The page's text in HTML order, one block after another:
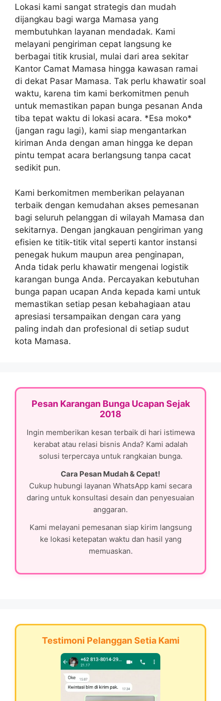
Lokasi kami sangat strategis dan mudah
dijangkau bagi warga Mamasa yang
membutuhkan layanan mendadak. Kami
melayani pengiriman cepat langsung ke
berbagai titik krusial, mulai dari area sekitar
Kantor Camat Mamasa hingga kawasan ramai
di dekat Pasar Mamasa. Tak perlu khawatir soal
waktu, karena tim kami berkomitmen penuh
untuk memastikan papan bunga pesanan Anda
tiba tepat waktu di lokasi acara. *Esa moko*
(jangan ragu lagi), kami siap mengantarkan
kiriman Anda dengan aman hingga ke depan
pintu tempat acara berlangsung tanpa cacat
sedikit pun.
Kami berkomitmen memberikan pelayanan
terbaik dengan kemudahan akses pemesanan
bagi seluruh pelanggan di wilayah Mamasa dan
sekitarnya. Dengan jangkauan pengiriman yang
efisien ke titik-titik vital seperti kantor instansi
penegak hukum maupun area penginapan,
Anda tidak perlu khawatir mengenai logistik
karangan bunga Anda. Percayakan kebutuhan
bunga papan ucapan Anda kepada kami untuk
memastikan setiap pesan kebahagiaan atau
apresiasi tersampaikan dengan cara yang
paling indah dan profesional di setiap sudut
kota Mamasa.
Pesan Karangan Bunga Ucapan Sejak
2018
Ingin memberikan kesan terbaik di hari istimewa
kerabat atau relasi bisnis Anda? Kami adalah
solusi terpercaya untuk rangkaian bunga.
Cara Pesan Mudah & Cepat!
Cukup hubungi layanan WhatsApp kami secara
daring untuk konsultasi desain dan penyesuaian
anggaran.
Kami melayani pemesanan siap kirim langsung
ke lokasi ketepatan waktu dan hasil yang
memuaskan.
Testimoni Pelanggan Setia Kami